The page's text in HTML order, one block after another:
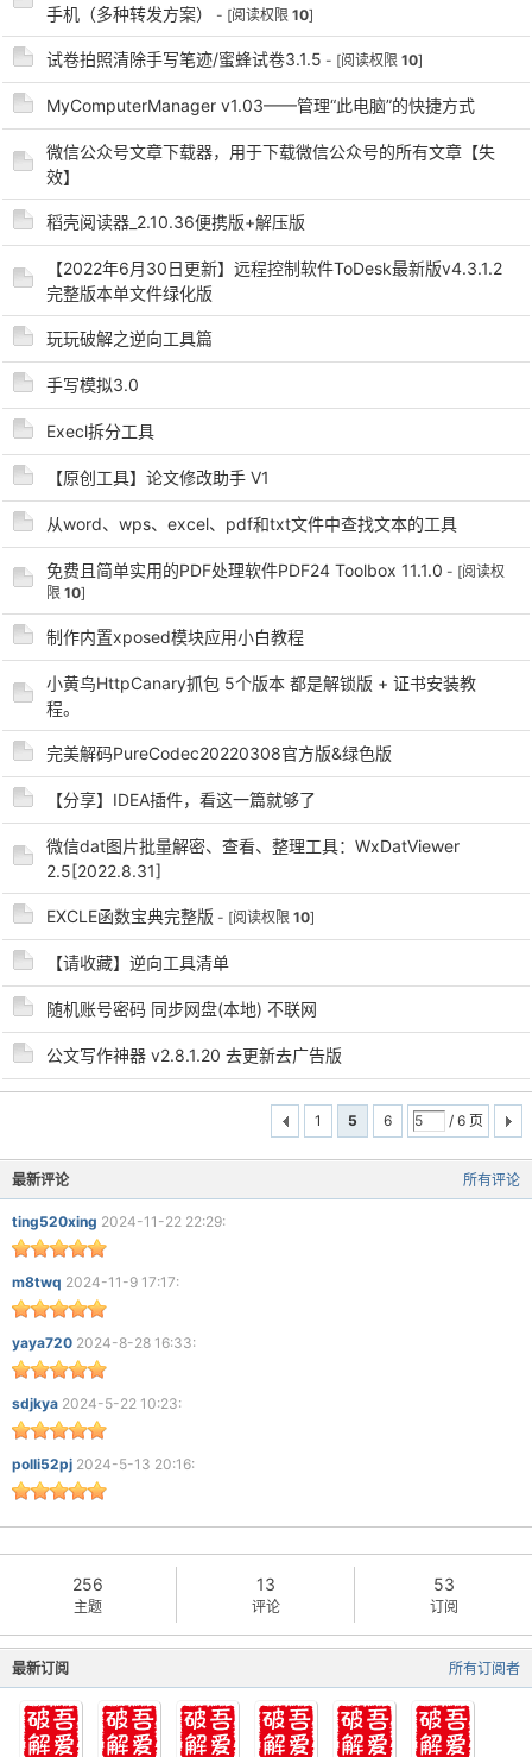
cn
手机（多种转发方案）
- [阅读权限 10]
试卷拍照清除手写笔迹/蜜蜂试卷3.1.5 - [阅读权限 10]
MyComputerManager v1.03——管理“此电脑”的快捷方式
微信公众号文章下载器，用于下载微信公众号的所有文章【失
效】
稻壳阅读器_2.10.36便携版+解压版
【2022年6月30日更新】远程控制软件ToDesk最新版v4.3.1.2
完整版本单文件绿化版
玩玩破解之逆向工具篇
手写模拟3.0
Execl拆分工具
【原创工具】论文修改助手 V1
从word、wps、excel、pdf和txt文件中查找文本的工具
免费且简单实用的PDF处理软件PDF24 Toolbox 11.1.0 - [阅读权
限 10]
制作内置xposed模块应用小白教程
小黄鸟HttpCanary抓包 5个版本 都是解锁版 + 证书安装教
程。
完美解码PureCodec20220308官方版&绿色版
【分享】IDEA插件，看这一篇就够了
微信dat图片批量解密、查看、整理工具：WxDatViewer
2.5[2022.8.31]
EXCLE函数宝典完整版 - [阅读权限 10]
【请收藏】逆向工具清单
随机账号密码 同步网盘(本地) 不联网
公文写作神器 v2.8.1.20 去更新去广告版
1 5 6 / 6 页
所有评论
最新评论
ting520xing 2024-11-22 22:29:
m8twq 2024-11-9 17:17:
yaya720 2024-8-28 16:33:
sdjkya 2024-5-22 10:23:
polli52pj 2024-5-13 20:16:
256
主题
13
评论
53
订阅
所有订阅者
最新订阅